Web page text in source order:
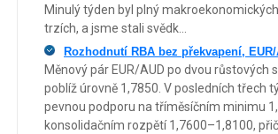
Minulý týden byl plný
trzích, a jsme stali svědk...
Rozhodnutí RBA bez překvapení,
Měnový pár EUR/AUD po dvou
poblíž úrovně 1,7850. V posledních třech
pevnou podporu na tříměsíčním minimu
konsolidačním rozpětí 1,7600–1,8100,